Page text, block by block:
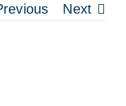
Next